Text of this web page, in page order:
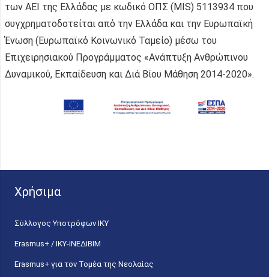
των ΑΕΙ της Ελλάδας με κωδικό ΟΠΣ (MIS) 5113934 που
συγχρηματοδοτείται από την Ελλάδα και την Ευρωπαϊκή
Ένωση (Ευρωπαϊκό Κοινωνικό Ταμείο) μέσω του
Επιχειρησιακού Προγράμματος «Ανάπτυξη Ανθρώπινου
Δυναμικού, Εκπαίδευση και Διά Βίου Μάθηση 2014-2020».
Χρήσιμα
Σύλλογος Υποτρόφων ΙΚΥ
Erasmus+ / ΙΚΥ-ΙΝΕΔΙΒΙΜ
Erasmus+ για τον Τομέα της Νεολαίας